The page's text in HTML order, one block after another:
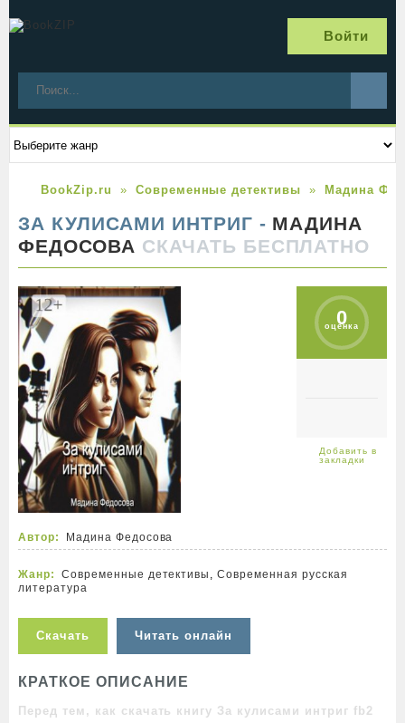
Войти
BookZip.ru Современные детективы Мадина
ЗА КУЛИСАМИ ИНТРИГ - МАДИНА
ФЕДОСОВА СКАЧАТЬ БЕСПЛАТНО
0
оценка
Автор: Мадина Федосова
Жанр: Современные детективы ,Современная русская
литература
Скачать Читать онлайн
КРАТКОЕ ОПИСАНИЕ
Перед тем, как скачать книгу За кулисами интриг fb2